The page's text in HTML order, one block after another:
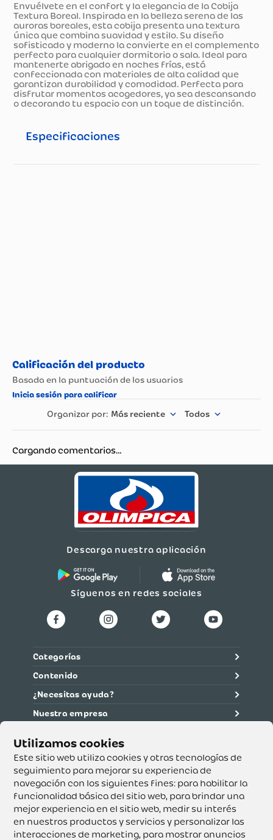
Este sitio web utiliza cookies y otras tecnologías de
seguimiento para mejorar su experiencia de
navegación con los siguientes fines: para habilitar la
funcionalidad básica del sitio web, para brindar una
mejor experiencia en el sitio web, medir su interés
en nuestros productos y servicios y personalizar las
interacciones de marketing, para mostrar anuncios
Envuélvete en el confort y la elegancia de la Cobija
Textura Boreal. Inspirada en la belleza serena de las
auroras boreales, esta cobija presenta una textura
única que combina suavidad y estilo. Su diseño
sofisticado y moderno la convierte en el complemento
perfecto para cualquier dormitorio o sala. Ideal para
mantenerte abrigado en noches frías, está
confeccionada con materiales de alta calidad que
garantizan durabilidad y comodidad. Perfecta para
disfrutar momentos acogedores, ya sea descansando
o decorando tu espacio con un toque de distinción.
Especificaciones
Recomendaciones
Por Separado, Con
agua Fria en ciclo
Secar de forma
Marca
30 Días
Más reciente Todos
Cargando comentarios…
Descarga nuestra aplicación
Síguenos en redes sociales
Categorías
Contenido
¿Necesitas ayuda?
Nuestra empresa
Supertiendas y Drogería Olímpica S.A. - Nit 890.107.487 -
Dirección de notificación: Calle 53 No. 46-192 local 3-01
Teléfono: 3232540999 - Correo:
servicioalcliente@olimpica.com.co